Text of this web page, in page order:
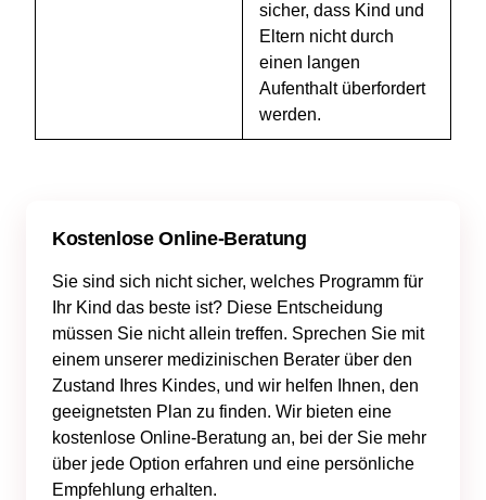
sicher, dass Kind und
Eltern nicht durch
einen langen
Aufenthalt überfordert
werden.
Kostenlose Online-Beratung
Sie sind sich nicht sicher, welches Programm für
Ihr Kind das beste ist? Diese Entscheidung
müssen Sie nicht allein treffen. Sprechen Sie mit
einem unserer medizinischen Berater über den
Zustand Ihres Kindes, und wir helfen Ihnen, den
geeignetsten Plan zu finden. Wir bieten eine
kostenlose Online-Beratung an, bei der Sie mehr
über jede Option erfahren und eine persönliche
Empfehlung erhalten.